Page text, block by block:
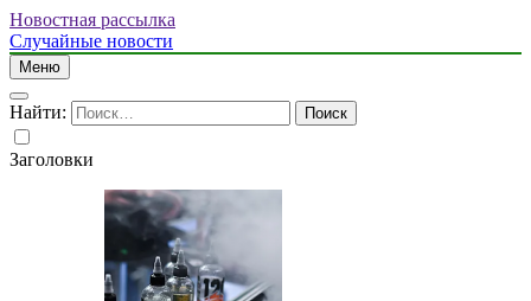
Новостная рассылка
Случайные новости
Меню
Найти:
Заголовки